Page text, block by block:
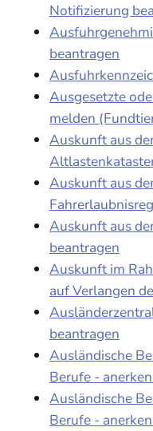
Notifizierung
beantragen
Ausgesetzte
melden
Auskunft aus
Auskunft aus
Auskunft aus
beantragen
Auskunft im
auf Verlangen
beantragen
Ausländische
Berufe -
Ausländische
Berufe -